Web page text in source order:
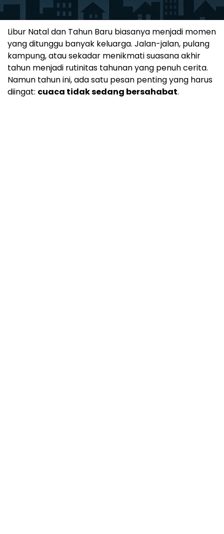
Libur Natal dan Tahun Baru biasanya menjadi momen
yang ditunggu banyak keluarga. Jalan-jalan, pulang
kampung, atau sekadar menikmati suasana akhir
tahun menjadi rutinitas tahunan yang penuh cerita.
Namun tahun ini, ada satu pesan penting yang harus
diingat: cuaca tidak sedang bersahabat.